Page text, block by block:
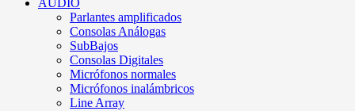
Parlantes amplificados
Consolas Análogas
SubBajos
Consolas Digitales
Micrófonos normales
Micrófonos inalámbricos
Line Array